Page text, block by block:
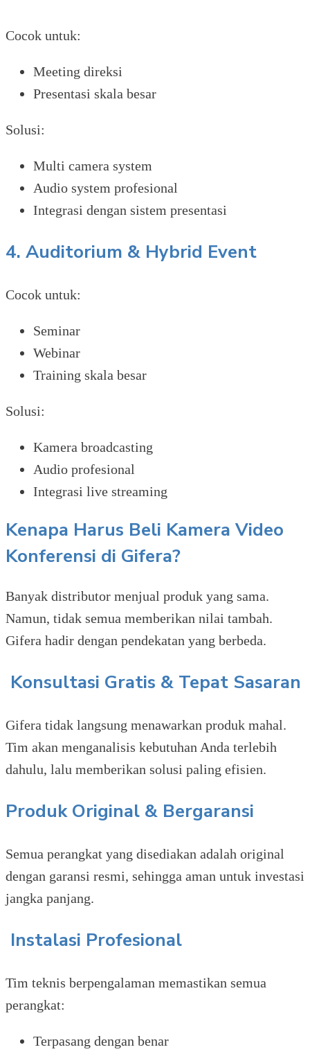
Cocok untuk:
Meeting direksi
Presentasi skala besar
Solusi:
Multi camera system
Audio system profesional
Integrasi dengan sistem presentasi
4. Auditorium & Hybrid Event
Cocok untuk:
Seminar
Webinar
Training skala besar
Solusi:
Kamera broadcasting
Audio profesional
Integrasi live streaming
Kenapa Harus Beli Kamera Video
Konferensi di Gifera?
Banyak distributor menjual produk yang sama.
Namun, tidak semua memberikan nilai tambah.
Gifera hadir dengan pendekatan yang berbeda.
Konsultasi Gratis & Tepat Sasaran
Gifera tidak langsung menawarkan produk mahal.
Tim akan menganalisis kebutuhan Anda terlebih
dahulu, lalu memberikan solusi paling efisien.
Produk Original & Bergaransi
Semua perangkat yang disediakan adalah original
dengan garansi resmi, sehingga aman untuk investasi
jangka panjang.
Instalasi Profesional
Tim teknis berpengalaman memastikan semua
perangkat:
Terpasang dengan benar